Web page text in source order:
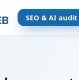
SEO & AI